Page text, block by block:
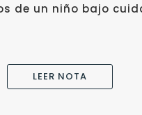
de un niño bajo
LEER NOTA